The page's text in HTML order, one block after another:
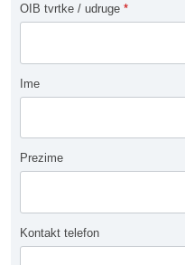
OIB tvrtke / udruge *
Ime
Prezime
Kontakt telefon